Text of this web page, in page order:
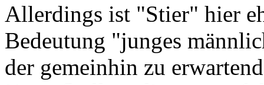
Allerdings ist "Stier" hier
Bedeutung "junges
der gemeinhin zu